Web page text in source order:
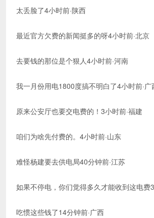
太丢脸了4小时前·陕西
最近官方欠费的新闻挺多的呀4小时前·北京
去要钱的那位是个狠人4小时前·河南
我一月份用电1800度搞不明白了4小时前·广
原来公安厅也要交电费的！3小时前·福建
咱们为啥先付费的。4小时前·山东
难怪杨建要去供电局40分钟前·江苏
如果不停电，你们觉得多久才能收到这电费
吃惯这些钱了14分钟前·广西